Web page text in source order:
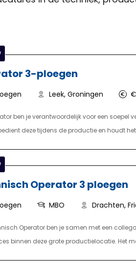
3-ploegen
Leek, Groningen
ben je verantwoordelijk voor een
deze tijdens de productie en houdt
van het eindproduct en het aan- en
en nachtdiensten, met vrije weekenden.
Operator 3 ploegen
MBO Drachten,
Operator ben je samen met een
binnen deze grote productielocatie. Het